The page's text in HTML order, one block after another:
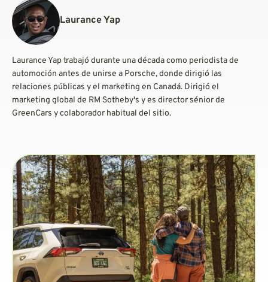
Laurance Yap
Laurance Yap trabajó durante una década como periodista de
automoción antes de unirse a Porsche, donde dirigió las
relaciones públicas y el marketing en Canadá. Dirigió el
marketing global de RM Sotheby's y es director sénior de
GreenCars y colaborador habitual del sitio.